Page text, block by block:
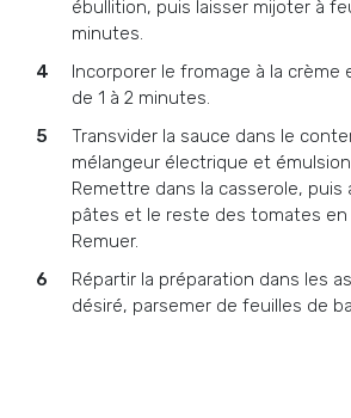
ébullition, puis laisser mijoter à
minutes.
Incorporer le fromage à la crème
de 1 à 2 minutes.
Transvider la sauce dans le
mélangeur électrique et
Remettre dans la casserole, puis
pâtes et le reste des tomates en
Remuer.
Répartir la préparation dans les
désiré, parsemer de feuilles de